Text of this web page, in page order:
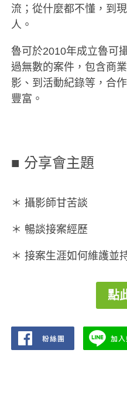
流；從什麼都不懂，到
人。
魯可於2010年成立魯可
過無數的案件，包含商
影、到活動紀錄等，合
豐富。
■ 分享會主題
＊ 攝影師甘苦談
＊ 暢談接案經歷
＊ 接案生涯如何維護並
點